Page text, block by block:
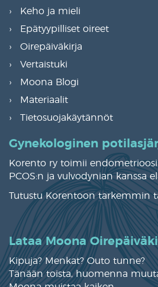
Keho ja mieli
Epätyypilliset oireet
Oirepäiväkirja
Vertaistuki
Moona Blogi
Materiaalit
Tietosuojakäytännöt
Gynekologinen
Korento ry toimii
PCOS:n ja vulvodynian kanssa
Tutustu Korentoon tarkemmin
Lataa Moona
Kipuja? Menkat? Outo tunne?
Tänään toista, huomenna